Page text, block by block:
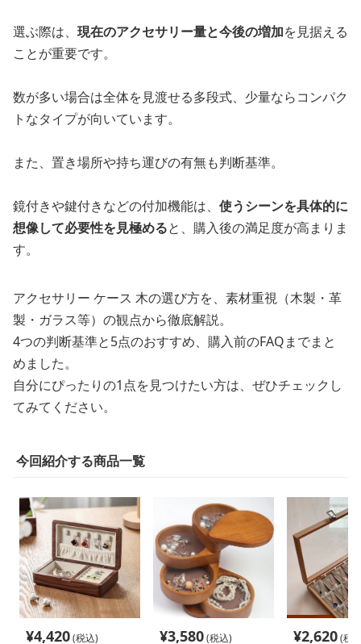
選ぶ際は、 現在のアクセサリー量と今後の増加を見据える
ことが重要です。
数が多い場合は全体を見渡せる多段式、少量ならコンパク
トなタイプが向いています。
また、置き場所や持ち運びの有無も判断基準。
鏡付きや鍵付きなどの付加機能は、 使うシーンを具体的に
想像して必要性を見極めると、購入後の満足度が高まりま
す。
アクセサリー ケース 木の選び方を、素材重視（木製・革
製・ガラス等）の観点から徹底解説。
4つの判断基準と5点のおすすめ、購入前のFAQまでまと
めました。
自分にぴったりの1点を見つけたい方は、ぜひチェックし
てみてください。
今回紹介する商品一覧
¥4,420(税込)
¥3,580(税込)
¥2,620(税